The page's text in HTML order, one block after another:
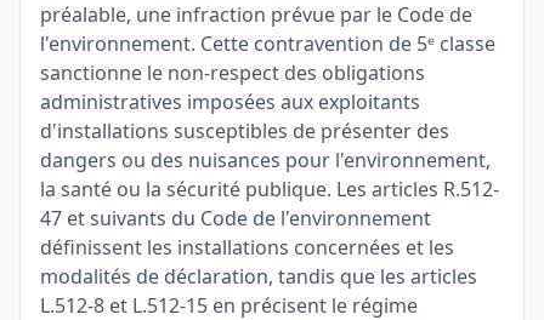
préalable, une infraction prévue par le Code de
l'environnement. Cette contravention de 5ᵉ classe
sanctionne le non-respect des obligations
administratives imposées aux exploitants
d'installations susceptibles de présenter des
dangers ou des nuisances pour l'environnement,
la santé ou la sécurité publique. Les articles R.512-
47 et suivants du Code de l'environnement
définissent les installations concernées et les
modalités de déclaration, tandis que les articles
L.512-8 et L.512-15 en précisent le régime